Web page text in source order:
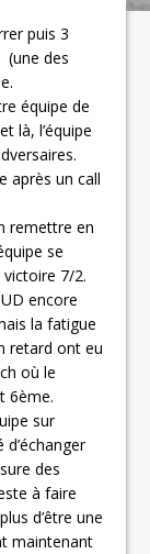
puis 3
(une des
équipe de
là, l’équipe
après un call
remettre en
se
7/2.
encore
la fatigue
retard ont eu
où le
6ème.
sur
des
à faire
d’être une
maintenant